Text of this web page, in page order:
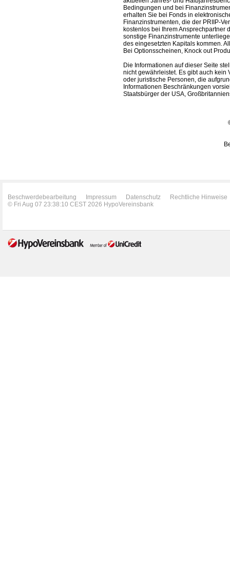
Bedingungen und bei
erhalten Sie bei Fonds in
Finanzinstrumenten, die der PRIIP-
kostenlos bei Ihrem Ansprechpartner
sonstige Finanzinstrumente
des eingesetzten Kapitals kommen.
Bei Optionsscheinen, Knock out
Die Informationen auf dieser Seite
nicht gewährleistet. Es gibt auch kein
oder juristische Personen, die
Informationen Beschränkungen
Staatsbürger der USA,
Beschwerdebearbeitung Impressum Datenschutz
Rechtliche Hinweise
© Fri Aug 07 23:38:10 CEST 2026 HypoVereinsbank